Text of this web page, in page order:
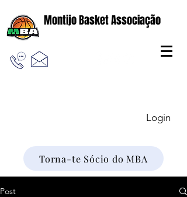
Montijo Basket Associação
Login
Torna-te Sócio do MBA
Post